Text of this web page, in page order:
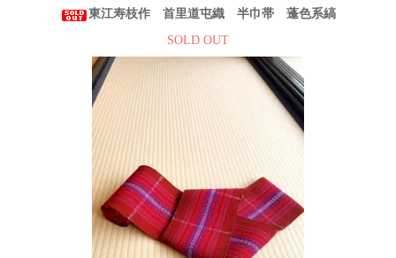
東江寿枝作 首里道屯織 半巾帯 蓬色系縞
SOLD OUT